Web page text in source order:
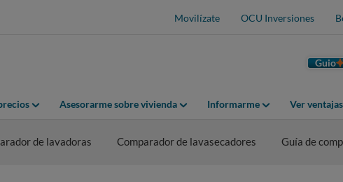
Movilízate OCU Inversiones
Guio
Asesorarme sobre vivienda Informarme Ver
de lavadoras Comparador de lavasecadores Guía de